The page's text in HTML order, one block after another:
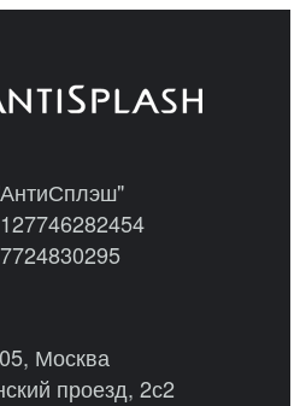
Москва
проезд, 2с2